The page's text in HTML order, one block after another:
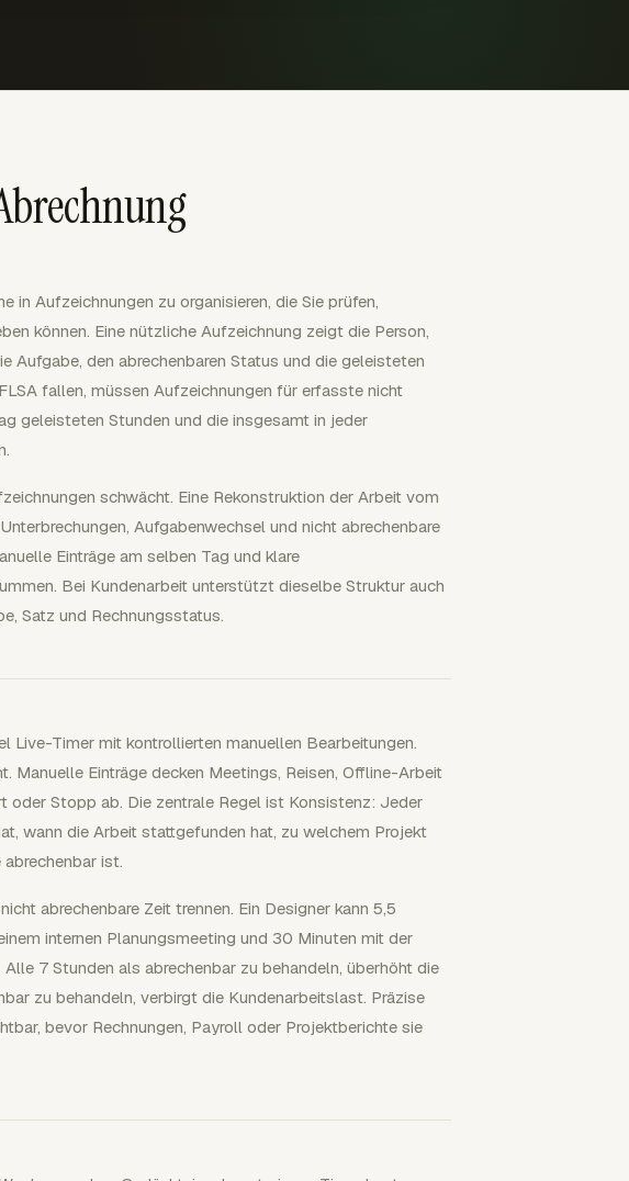
in Aufzeichnungen zu organisieren, die Sie prüfen,
können. Eine nützliche Aufzeichnung zeigt die Person,
Aufgabe, den abrechenbaren Status und die geleisteten
fallen, müssen Aufzeichnungen für erfasste nicht
geleisteten Stunden und die insgesamt in jeder
schwächt. Eine Rekonstruktion der Arbeit vom
Aufgabenwechsel und nicht abrechenbare
Einträge am selben Tag und klare
Bei Kundenarbeit unterstützt dieselbe Struktur auch
Satz und Rechnungsstatus.
Live-Timer mit kontrollierten manuellen Bearbeitungen.
Manuelle Einträge decken Meetings, Reisen, Offline-Arbeit
oder Stopp ab. Die zentrale Regel ist Konsistenz: Jeder
wann die Arbeit stattgefunden hat, zu welchem Projekt
ist.
abrechenbare Zeit trennen. Ein Designer kann 5,5
internen Planungsmeeting und 30 Minuten mit der
7 Stunden als abrechenbar zu behandeln, überhöht die
zu behandeln, verbirgt die Kundenarbeitslast. Präzise
bevor Rechnungen, Payroll oder Projektberichte sie